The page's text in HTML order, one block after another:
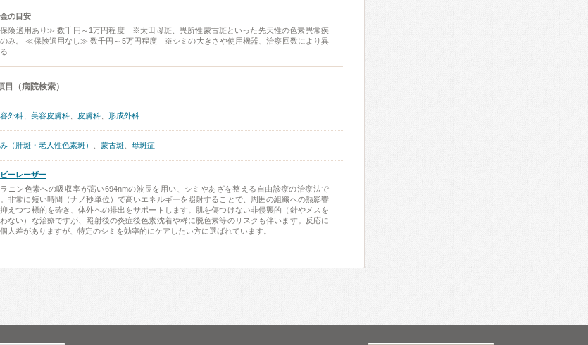
の目安
険適用あり≫ 数千円～1万円程度 ※太田母斑、異所性蒙古斑といった先天性の色素異常疾
み。 ≪保険適用なし≫ 数千円～5万円程度 ※シミの大きさや使用機器、治療回数により異
（病院検索）
外科 美容皮膚科 皮膚科 形成外科
（肝斑・老人性色素斑） 蒙古斑 母斑症
ーレーザー
ラニン色素への吸収率が高い694nmの波長を用い、シミやあざを整える自由診療の治療法で
非常に短い時間（ナノ秒単位）で高いエネルギーを照射することで、周囲の組織への熱影響
えつつ標的を砕き、体外への排出をサポートします。肌を傷つけない非侵襲的（針やメスを
ない）な治療ですが、照射後の炎症後色素沈着や稀に脱色素等のリスクも伴います。反応に
人差がありますが、特定のシミを効率的にケアしたい方に選ばれています。